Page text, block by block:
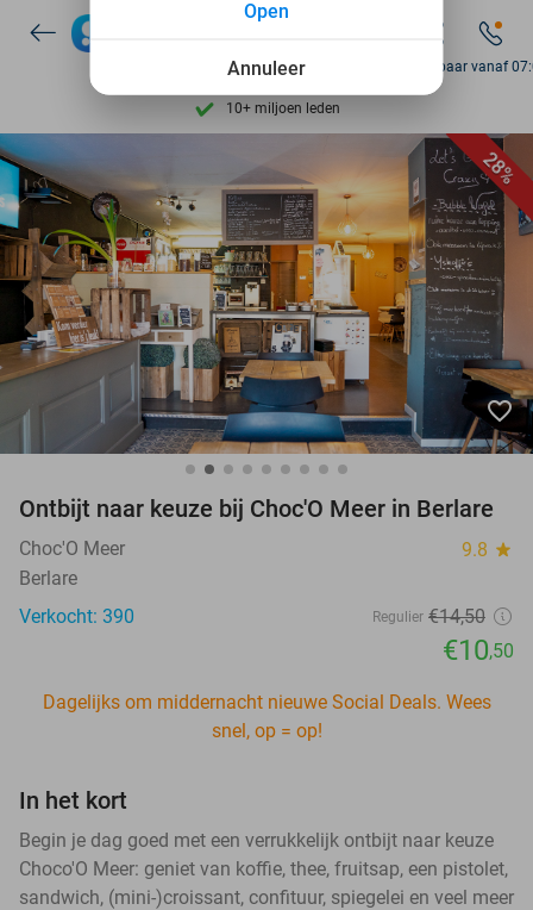
Ontdek 15.000+ deals
7 dagen per week beschikbaar
10+ miljoen leden
205.790 reviews
Ontdek 15.000+ deals
7 dagen per week beschikbaar
10+ miljoen leden
Bereikbaar vanaf
28%
favorite_border
Ontbijt naar keuze bij Choc'O Meer in Berlare
Choc'O Meer 9.8 star
Berlare
Verkocht: 390
Regulier €14,50
€10,50
Dagelijks om middernacht nieuwe Social Deals. Wees
snel, op = op!
In het kort
Begin je dag goed met een verrukkelijk ontbijt naar keuze
Choco'O Meer: geniet van koffie, thee, fruitsap, een pistolet,
sandwich, (mini-)croissant, confituur, spiegelei en veel meer
Annuleer
Open